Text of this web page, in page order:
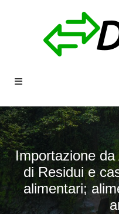
Importazione
di Residui e
alimentari;